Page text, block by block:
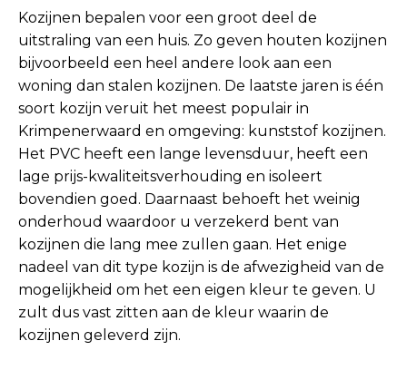
Kozijnen bepalen voor een groot deel de
uitstraling van een huis. Zo geven houten kozijnen
bijvoorbeeld een heel andere look aan een
woning dan stalen kozijnen. De laatste jaren is één
soort kozijn veruit het meest populair in
Krimpenerwaard en omgeving: kunststof kozijnen.
Het PVC heeft een lange levensduur, heeft een
lage prijs-kwaliteitsverhouding en isoleert
bovendien goed. Daarnaast behoeft het weinig
onderhoud waardoor u verzekerd bent van
kozijnen die lang mee zullen gaan. Het enige
nadeel van dit type kozijn is de afwezigheid van de
mogelijkheid om het een eigen kleur te geven. U
zult dus vast zitten aan de kleur waarin de
kozijnen geleverd zijn.